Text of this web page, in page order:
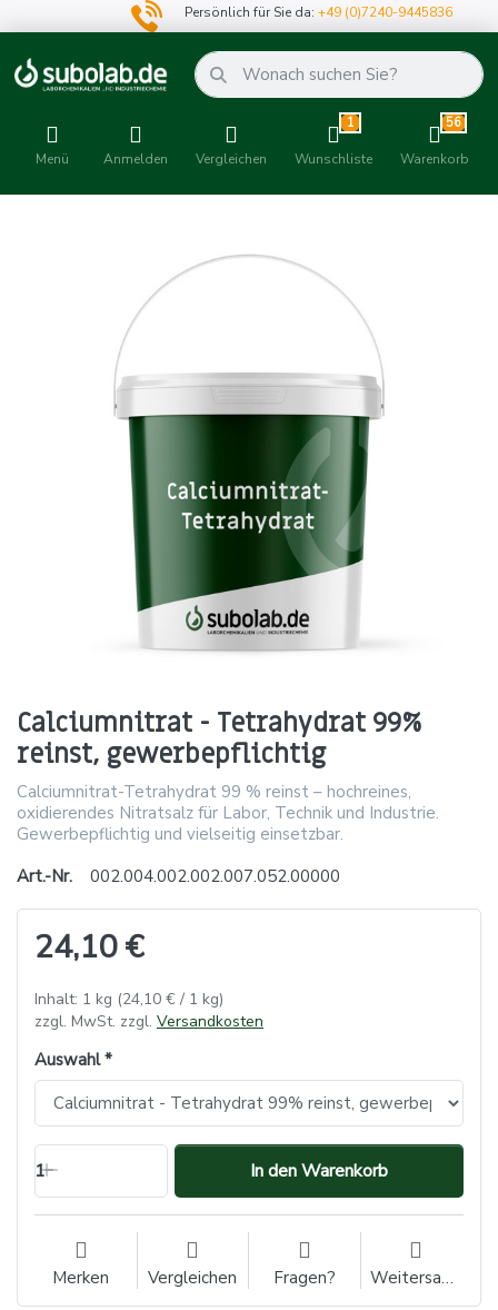
Persönlich für Sie da:+49 (0)7240-9445836
Menü Anmelden Vergleichen
1
Wunschliste
56
Warenkorb
Calciumnitrat - Tetrahydrat 99%
reinst, gewerbepflichtig
Calciumnitrat-Tetrahydrat 99 % reinst – hochreines,
oxidierendes Nitratsalz für Labor, Technik und Industrie.
Gewerbepflichtig und vielseitig einsetzbar.
Art.-Nr.
002.004.002.002.007.052.00000
24,10 €
Inhalt: 1 kg (24,10 € / 1 kg)
zzgl. MwSt. zzgl. Versandkosten
Auswahl
1 In den Warenkorb
Merken Vergleichen Fragen? Weitersagen